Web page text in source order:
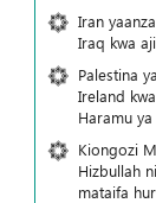
Iran
Iraq kwa
Palestina
Ireland
Haramu
Kiongozi
Hizbullah
mataifa